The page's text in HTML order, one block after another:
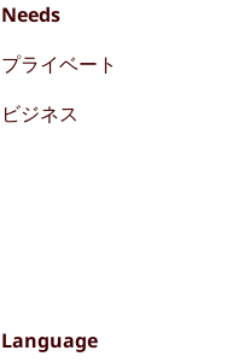
Needs
プライベート
ビジネス
Language